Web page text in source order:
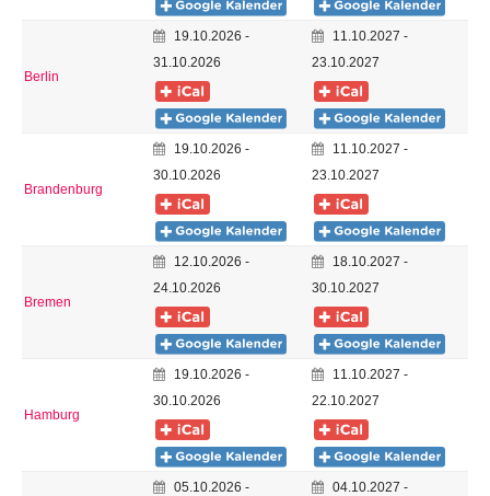
Berlin
19.10.2026 -
31.10.2026
11.10.2027 -
23.10.2027
Brandenburg
19.10.2026 -
30.10.2026
11.10.2027 -
23.10.2027
Bremen
12.10.2026 -
24.10.2026
18.10.2027 -
30.10.2027
Hamburg
19.10.2026 -
30.10.2026
11.10.2027 -
22.10.2027
05.10.2026 -
04.10.2027 -